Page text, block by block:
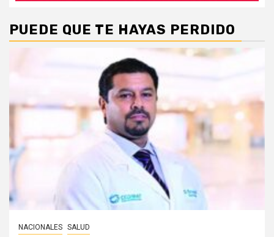
PUEDE QUE TE HAYAS PERDIDO
NACIONALES SALUD